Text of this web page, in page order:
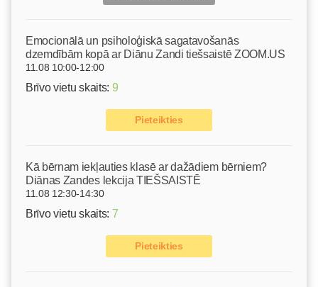
Emocionālā un psiholoģiskā sagatavošanās
dzemdībām kopā ar Diānu Zandi tiešsaistē ZOOM.US
11.08 10:00-12:00
Brīvo vietu skaits: 9
Pieteikties
Kā bērnam iekļauties klasē ar dažādiem bērniem?
Diānas Zandes lekcija TIEŠSAISTĒ
11.08 12:30-14:30
Brīvo vietu skaits: 7
Pieteikties